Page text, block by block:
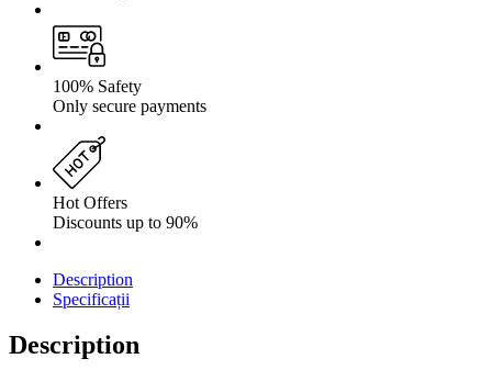
100% Safety
Only secure payments
Hot Offers
Discounts up to 90%
Description
Specificații
Description